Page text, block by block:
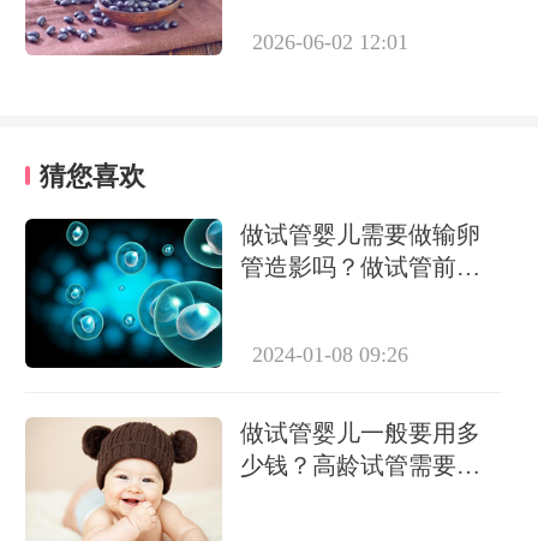
2026-06-02 12:01
猜您喜欢
做试管婴儿需要做输卵
管造影吗？做试管前必
2024-01-08 09:26
做试管婴儿一般要用多
少钱？高龄试管需要做